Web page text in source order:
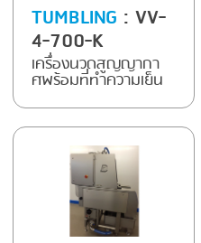
LOADER
MEMBRANING
PACKING
PEELING
SKIN PACK
ORVED
TUMBLING : VV-
4-700-K
เครื่องนวดสูญญากา
ศพร้อมที่ทำความเย็น